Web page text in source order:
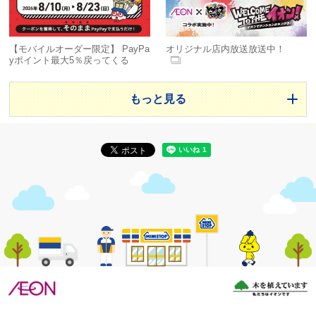
URL
https://www.hkdballpark.com/hotel/12/
宿泊可能期間
※宿泊日、宿泊部屋の変更はできません。
※宿泊されるお部屋の詳細は当選時にご連絡いたします。
【応募・当選資格】
・応募者は20歳以上であること
・ご応募いただく際の通信料等は、応募者のご負担となり
ます。
・公序良俗に反する行為や不正応募、明らかな商業行為等
が認められる場合には、当選の対象から除外させていただ
きます。
・本規約およびXが定める利用規約に反する不正な利用があ
・本キャンペーンヘのご応募には、キャンペーン開始日ま
【モバイルオーダー限定】 PayPa
yポイント最大5％戻ってくる
オリジナル店内放送放送中！
もっと見る